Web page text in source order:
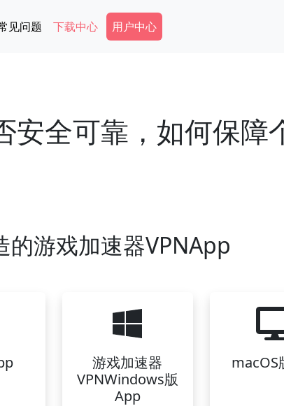
见问题 下载中心 Secondary Menu
用户中心
安全可靠，如何保障
的游戏加速器VPNApp
游戏加速器
VPNWindows版
App
macOS